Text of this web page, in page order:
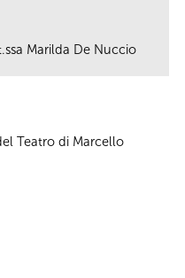
Marilda De Nuccio
Teatro di Marcello